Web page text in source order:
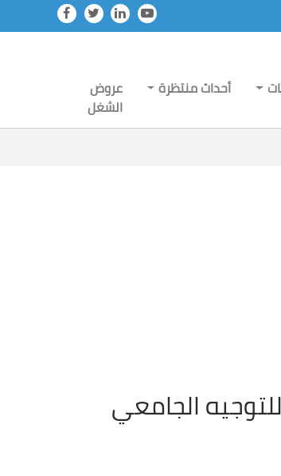
أحداث منتظرة
عروض
الشغل
الجامعي